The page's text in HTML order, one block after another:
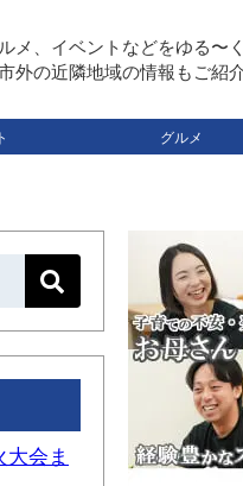
メ、イベントなどをゆる〜
外の近隣地域の情報もご紹介
グルメ
大会ま